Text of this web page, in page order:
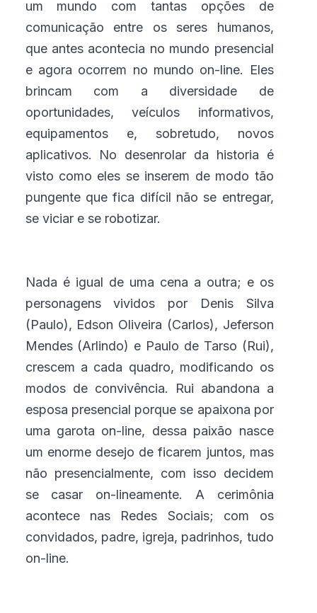
um mundo com tantas opções de
comunicação entre os seres humanos,
que antes acontecia no mundo presencial
e agora ocorrem no mundo on-line. Eles
brincam com a diversidade de
oportunidades, veículos informativos,
equipamentos e, sobretudo, novos
aplicativos. No desenrolar da historia é
visto como eles se inserem de modo tão
pungente que fica difícil não se entregar,
se viciar e se robotizar.
Nada é igual de uma cena a outra; e os
personagens vividos por Denis Silva
(Paulo), Edson Oliveira (Carlos), Jeferson
Mendes (Arlindo) e Paulo de Tarso (Rui),
crescem a cada quadro, modificando os
modos de convivência. Rui abandona a
esposa presencial porque se apaixona por
uma garota on-line, dessa paixão nasce
um enorme desejo de ficarem juntos, mas
não presencialmente, com isso decidem
se casar on-lineamente. A cerimônia
acontece nas Redes Sociais; com os
convidados, padre, igreja, padrinhos, tudo
on-line.